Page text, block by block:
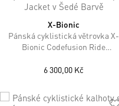
X-Bionic
Pánská cyklistická větrovka X-
Bionic Codefusion Ride
6 300,00 Kč